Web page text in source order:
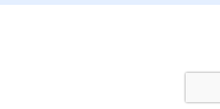
ページトップへ戻る